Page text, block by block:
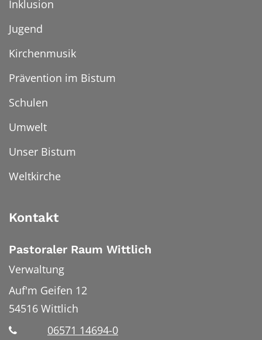
Inklusion
Jugend
Kirchenmusik
Prävention im Bistum
Schulen
Umwelt
Unser Bistum
Weltkirche
Kontakt
Pastoraler Raum Wittlich
Verwaltung
Auf'm Geifen 12
54516 Wittlich
06571 14694-0